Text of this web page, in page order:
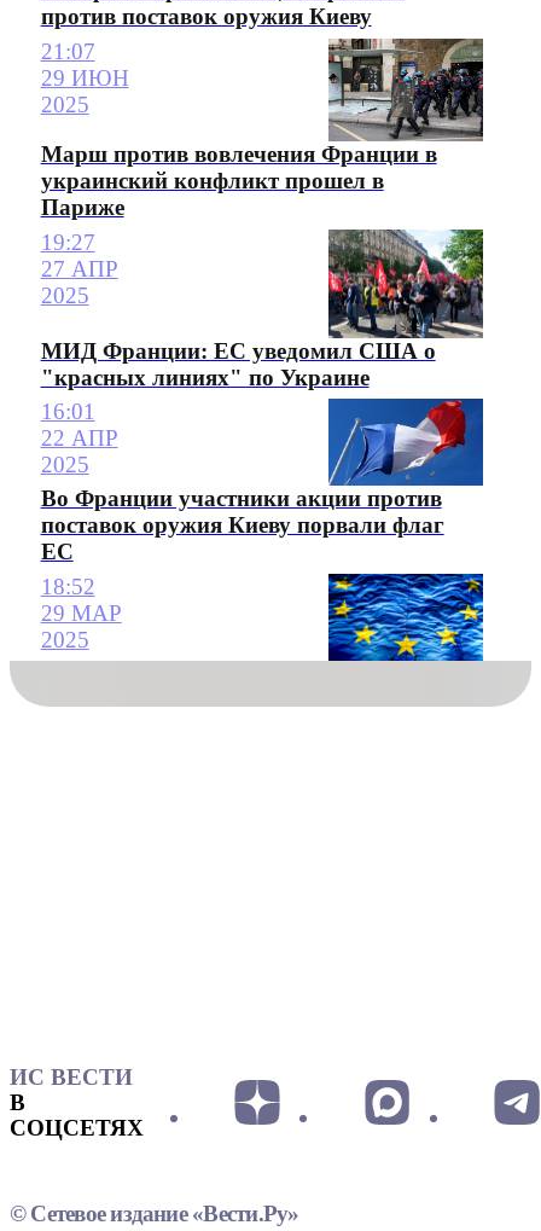
против поставок оружия Киеву
21:07
29 ИЮН
2025
Марш против вовлечения Франции в
украинский конфликт прошел в
Париже
19:27
27 АПР
2025
МИД Франции: ЕС уведомил США о
"красных линиях" по Украине
16:01
22 АПР
2025
Во Франции участники акции против
поставок оружия Киеву порвали флаг
ЕС
18:52
29 МАР
2025
ИС ВЕСТИ
В
СОЦСЕТЯХ
© Сетевое издание «Вести.Ру»